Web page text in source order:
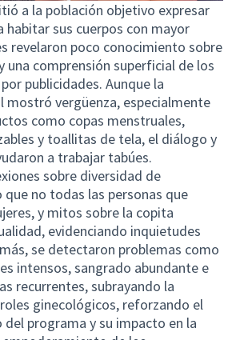
a la población objetivo expresar
habitar sus cuerpos con mayor
revelaron poco conocimiento sobre
una comprensión superficial de los
publicidades. Aunque la
mostró vergüenza, especialmente
como copas menstruales,
y toallitas de tela, el diálogo y
a trabajar tabúes.
sobre diversidad de
no todas las personas que
y mitos sobre la copita
evidenciando inquietudes
se detectaron problemas como
intensos, sangrado abundante e
recurrentes, subrayando la
ginecológicos, reforzando el
programa y su impacto en la